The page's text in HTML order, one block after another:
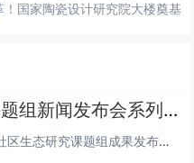
国家陶瓷设计研究院大楼奠基
民生ESG社区生态研究课题组新闻发布会系列 | 王栎篇
2026年7月30日，北京。民生ESG社区生态研究课题组成果发布会上，三公平台董事长王栎就平台核心定位、建设路径及未来规...